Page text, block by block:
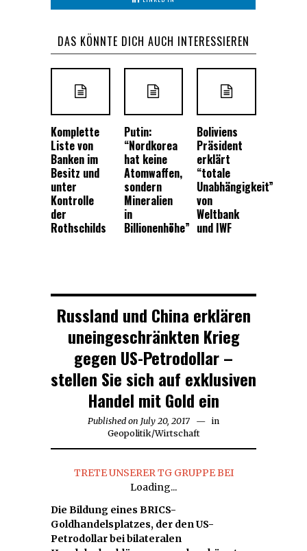
DAS KÖNNTE DICH AUCH INTERESSIEREN
Komplette
Liste von
Banken im
Besitz und
unter
Kontrolle
der
Rothschilds
Putin:
“Nordkorea
hat keine
Atomwaffen,
sondern
Mineralien
in
Billionenhöhe”
Boliviens
Präsident
erklärt
“totale
Unabhängigkeit”
von
Weltbank
und IWF
Russland und China erklären
uneingeschränkten Krieg
gegen US-Petrodollar –
stellen Sie sich auf exklusiven
Handel mit Gold ein
Published on July 20, 2017
in
Geopolitik/Wirtschaft
TRETE UNSERER TG GRUPPE BEI
Loading...
Die Bildung eines BRICS-
Goldhandelsplatzes, der den US-
Petrodollar bei bilateralen